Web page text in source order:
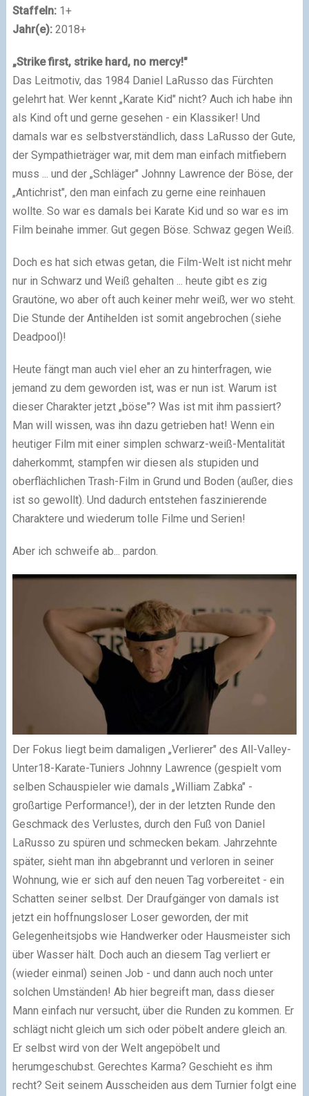
Staffeln:1+
Jahr(e):2018+
„Strike first, strike hard, no mercy!"
Das Leitmotiv, das 1984 Daniel LaRusso das Fürchten
gelehrt hat. Wer kennt „Karate Kid" nicht? Auch ich habe ihn
als Kind oft und gerne gesehen - ein Klassiker! Und
damals war es selbstverständlich, dass LaRusso der Gute,
der Sympathieträger war, mit dem man einfach mitfiebern
muss ... und der „Schläger" Johnny Lawrence der Böse, der
„Antichrist", den man einfach zu gerne eine reinhauen
wollte. So war es damals bei Karate Kid und so war es im
Film beinahe immer. Gut gegen Böse. Schwaz gegen Weiß.
Doch es hat sich etwas getan, die Film-Welt ist nicht mehr
nur in Schwarz und Weiß gehalten ... heute gibt es zig
Grautöne, wo aber oft auch keiner mehr weiß, wer wo steht.
Die Stunde der Antihelden ist somit angebrochen (siehe
Deadpool)!
Heute fängt man auch viel eher an zu hinterfragen, wie
jemand zu dem geworden ist, was er nun ist. Warum ist
dieser Charakter jetzt „böse"? Was ist mit ihm passiert?
Man will wissen, was ihn dazu getrieben hat! Wenn ein
heutiger Film mit einer simplen schwarz-weiß-Mentalität
daherkommt, stampfen wir diesen als stupiden und
oberflächlichen Trash-Film in Grund und Boden (außer, dies
ist so gewollt). Und dadurch entstehen faszinierende
Charaktere und wiederum tolle Filme und Serien!
Aber ich schweife ab... pardon.
Der Fokus liegt beim damaligen „Verlierer" des All-Valley-
Unter18-Karate-Tuniers Johnny Lawrence (gespielt vom
selben Schauspieler wie damals „William Zabka" -
großartige Performance!), der in der letzten Runde den
Geschmack des Verlustes, durch den Fuß von Daniel
LaRusso zu spüren und schmecken bekam. Jahrzehnte
später, sieht man ihn abgebrannt und verloren in seiner
Wohnung, wie er sich auf den neuen Tag vorbereitet - ein
Schatten seiner selbst. Der Draufgänger von damals ist
jetzt ein hoffnungsloser Loser geworden, der mit
Gelegenheitsjobs wie Handwerker oder Hausmeister sich
über Wasser hält. Doch auch an diesem Tag verliert er
(wieder einmal) seinen Job - und dann auch noch unter
solchen Umständen! Ab hier begreift man, dass dieser
Mann einfach nur versucht, über die Runden zu kommen. Er
schlägt nicht gleich um sich oder pöbelt andere gleich an.
Er selbst wird von der Welt angepöbelt und
herumgeschubst. Gerechtes Karma? Geschieht es ihm
recht? Seit seinem Ausscheiden aus dem Turnier folgt eine